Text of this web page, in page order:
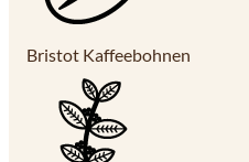
Bristot Kaffeebohnen